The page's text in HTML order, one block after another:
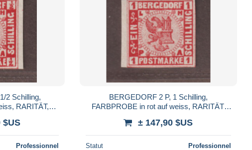
2 Schilling,
RARITÄT,
$US
Professionnel
BERGEDORF 2 P, 1 Schilling,
FARBPROBE in rot auf weiss, RARITÄT,
± 147,90 $US
Statut Professionnel